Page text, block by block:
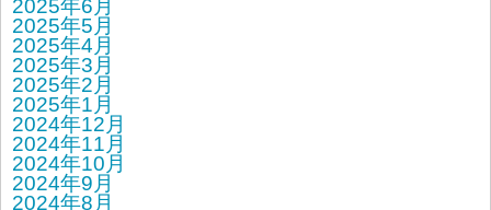
2025年6月
2025年5月
2025年4月
2025年3月
2025年2月
2025年1月
2024年12月
2024年11月
2024年10月
2024年9月
2024年8月